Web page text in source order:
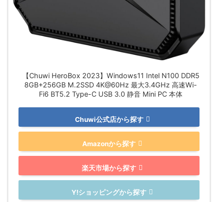
【Chuwi HeroBox 2023】Windows11 Intel N100 DDR5
8GB+256GB M.2SSD 4K@60Hz 最大3.4GHz 高速Wi-
Fi6 BT5.2 Type-C USB 3.0 静音 Mini PC 本体
Chuwi公式店から探す
Amazonから探す
楽天市場から探す
Y!ショッピングから探す